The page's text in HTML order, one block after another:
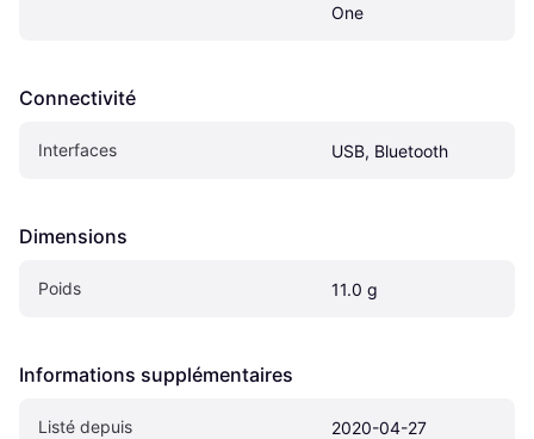
One
Connectivité
Interfaces USB, Bluetooth
Dimensions
Poids 11.0 g
Informations supplémentaires
Listé depuis 2020-04-27